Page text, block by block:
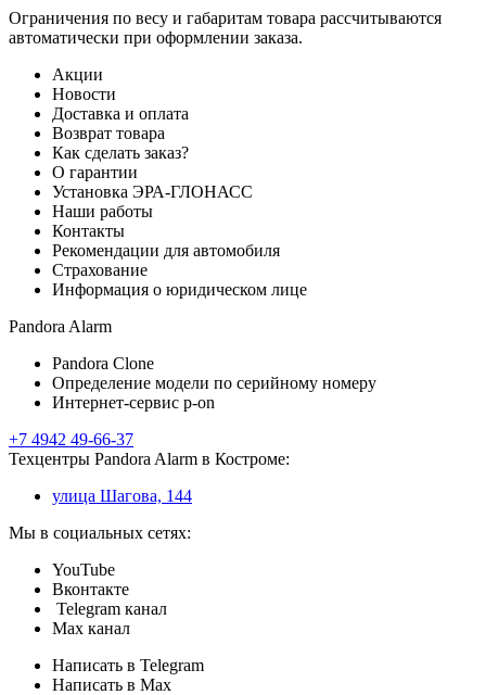
Ограничения по весу и габаритам товара рассчитываются
автоматически при оформлении заказа.
Акции
Новости
Доставка и оплата
Возврат товара
Как сделать заказ?
О гарантии
Установка ЭРА-ГЛОНАСС
Наши работы
Контакты
Рекомендации для автомобиля
Страхование
Информация о юридическом лице
Pandora Alarm
Pandora Clone
Определение модели по серийному номеру
Интернет-сервис p-on
+7 4942 49-66-37
Техцентры Pandora Alarm в Костроме:
улица Шагова, 144
Мы в социальных сетях:
YouTube
Вконтакте
Telegram канал
Max канал
Написать в Telegram
Написать в Max